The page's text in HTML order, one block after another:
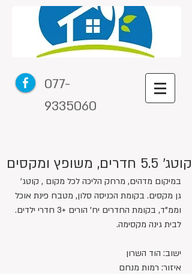
077-
9335060
קוטג' 5.5 חדרים, משופץ ומקסים
במיקום מדהים, מרחק הליכה לכל מקום , קוטג'
גן מקסים. בקומת הכניסה סלון, מטבח פינת אוכל
וממ"ד, בקומת החדרים יח' הורים +3 חדרי ילדים.
לבית גינה מקסימה.
ישוב: הוד השרון
איזור: רמות מנחם